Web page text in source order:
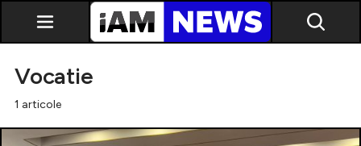
Vocatie
1 articole